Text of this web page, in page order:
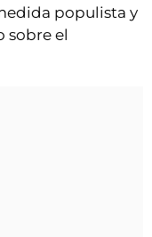
populista y
sobre el